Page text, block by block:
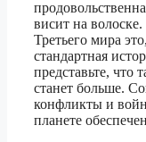
висит на
Третьего мира
стандартная
представьте, что
станет больше.
конфликты и
планете